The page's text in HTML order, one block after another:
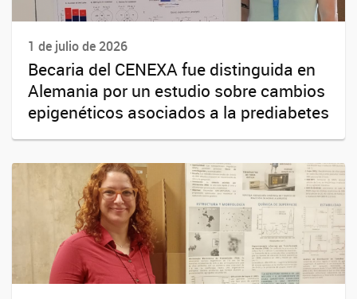
1 de julio de 2026
Becaria del CENEXA fue distinguida en
Alemania por un estudio sobre cambios
epigenéticos asociados a la prediabetes